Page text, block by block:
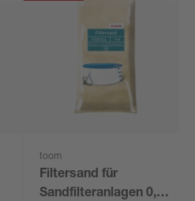
toom
Filtersand für
Sandfilteranlagen 0,7-